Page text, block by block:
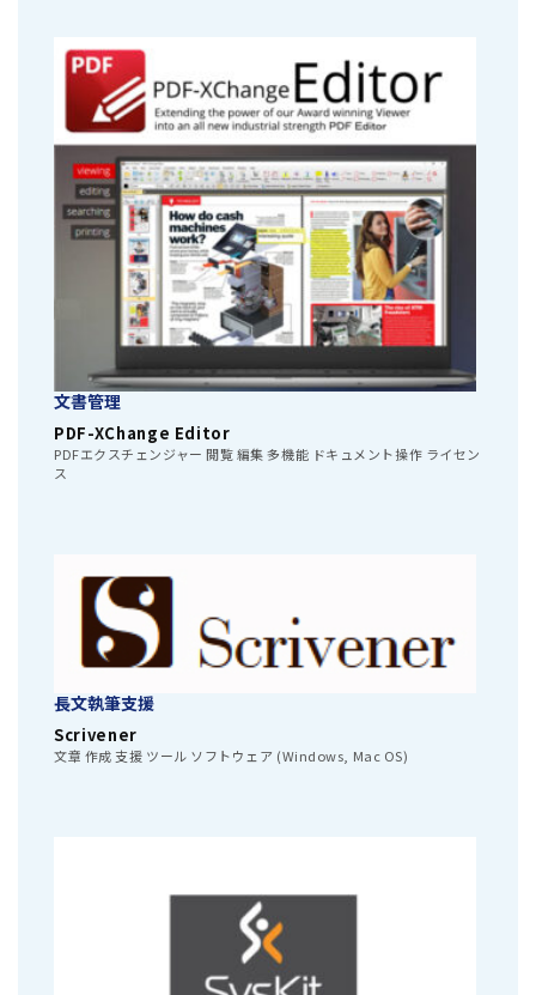
文書管理
PDF-XChange Editor
PDFエクスチェンジャー 閲覧 編集 多機能 ドキュメント操作 ライセン
ス
長文執筆支援
Scrivener
文章 作成 支援 ツール ソフトウェア (Windows, Mac OS)